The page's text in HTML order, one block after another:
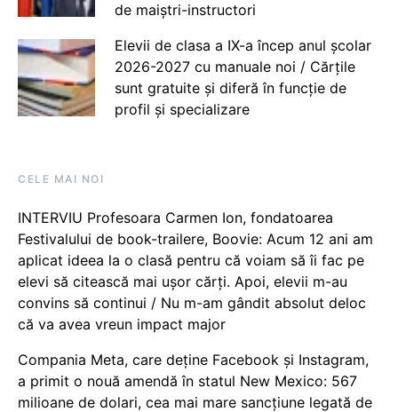
de maiștri-instructori
Elevii de clasa a IX-a încep anul școlar
2026-2027 cu manuale noi / Cărțile
sunt gratuite și diferă în funcție de
profil și specializare
CELE MAI NOI
INTERVIU Profesoara Carmen Ion, fondatoarea
Festivalului de book-trailere, Boovie: Acum 12 ani am
aplicat ideea la o clasă pentru că voiam să îi fac pe
elevi să citească mai ușor cărți. Apoi, elevii m-au
convins să continui / Nu m-am gândit absolut deloc
că va avea vreun impact major
Compania Meta, care deține Facebook și Instagram,
a primit o nouă amendă în statul New Mexico: 567
milioane de dolari, cea mai mare sancțiune legată de